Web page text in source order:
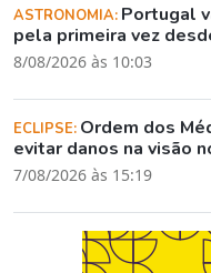
ASTRONOMIA: Portugal
pela primeira vez
8/08/2026 às 10:03
ECLIPSE: Ordem dos
evitar danos na visão
7/08/2026 às 15:19